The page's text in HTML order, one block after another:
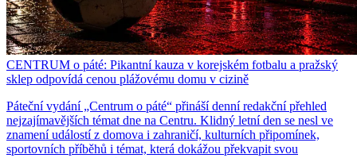
CENTRUM o páté: Pikantní kauza v korejském fotbalu a pražský
sklep odpovídá cenou plážovému domu v cizině
Páteční vydání „Centrum o páté“ přináší denní redakční přehled
nejzajímavějších témat dne na Centru. Klidný letní den se nesl ve
znamení událostí z domova i zahraničí, kulturních připomínek,
sportovních příběhů i témat, která dokážou překvapit svou